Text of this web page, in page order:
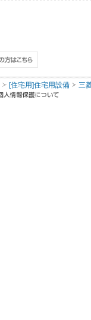
[住宅用]住宅用設備 三